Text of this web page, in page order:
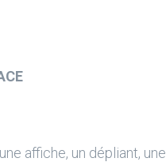
affiche, un dépliant, une